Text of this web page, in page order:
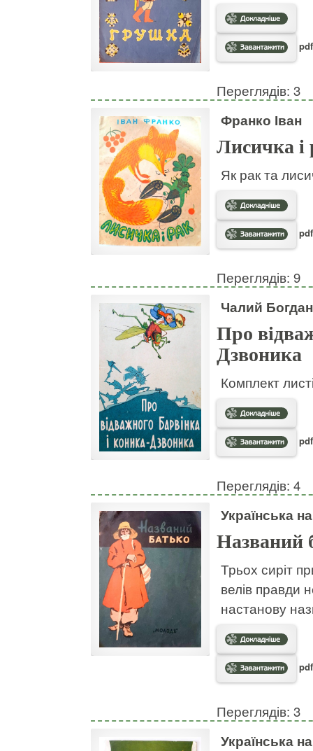
Переглядів: 3
Франко Іван
Лисичка і
Як рак та
Переглядів: 9
Чалий
Про
Дзвоника
Комплект
Переглядів: 4
Українська
Названий
Трьох сиріт
велів правди
настанову
Переглядів: 3
Українська